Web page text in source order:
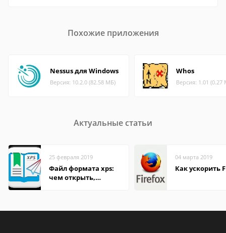
Похожие приложения
Nessus для Windows
Версия: 10.2.0 (82.58 МБ)
Whos
Версия: 1.01 (0.27
Актуальные статьи
25 февраля 2019
Файл формата xps:
чем открыть,
04 марта 2019
Как ускорить